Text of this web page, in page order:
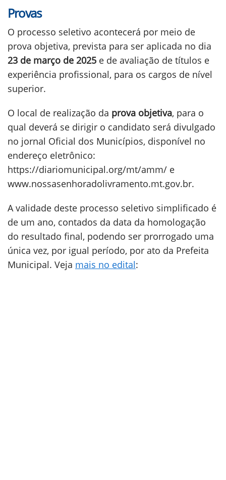
Provas
O processo seletivo acontecerá por meio de
prova objetiva, prevista para ser aplicada no dia
23 de março de 2025 e de avaliação de títulos e
experiência profissional, para os cargos de nível
superior.
O local de realização da prova objetiva, para o
qual deverá se dirigir o candidato será divulgado
no jornal Oficial dos Municípios, disponível no
endereço eletrônico:
https://diariomunicipal.org/mt/amm/ e
www.nossasenhoradolivramento.mt.gov.br.
A validade deste processo seletivo simplificado é
de um ano, contados da data da homologação
do resultado final, podendo ser prorrogado uma
única vez, por igual período, por ato da Prefeita
Municipal. Veja mais no edital: